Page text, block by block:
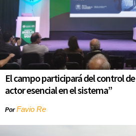
El campo participará del control
actor esencial en el sistema”
PorFavio Re